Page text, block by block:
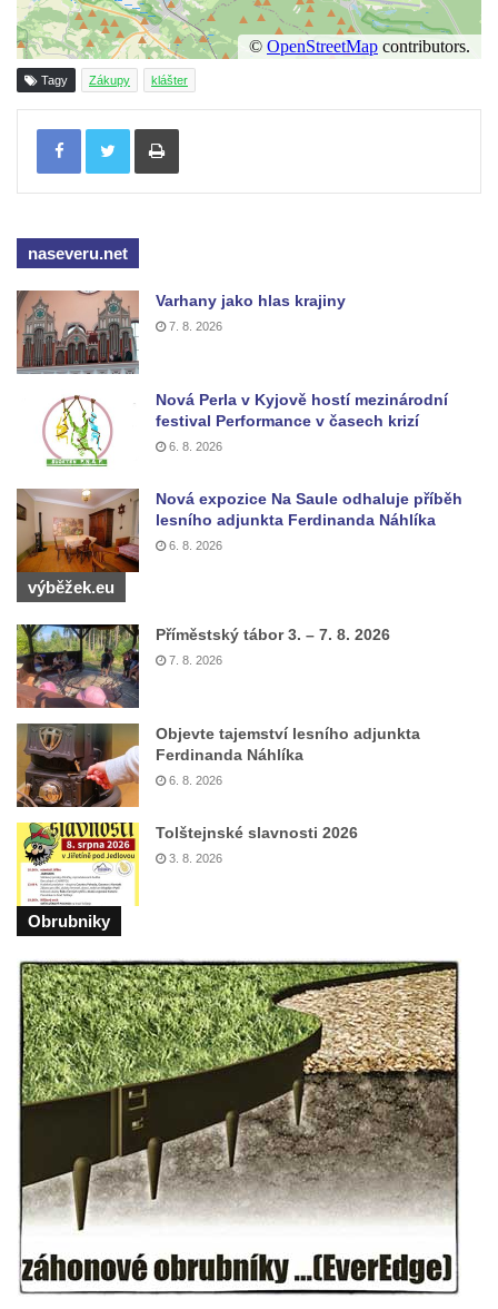
Tagy Zákupy klášter
Tisknout
naseveru.net
Varhany jako hlas krajiny
7. 8. 2026
Nová Perla v Kyjově hostí mezinárodní
festival Performance v časech krizí
6. 8. 2026
Nová expozice Na Saule odhaluje příběh
lesního adjunkta Ferdinanda Náhlíka
6. 8. 2026
výběžek.eu
Příměstský tábor 3. – 7. 8. 2026
7. 8. 2026
Objevte tajemství lesního adjunkta
Ferdinanda Náhlíka
6. 8. 2026
Tolštejnské slavnosti 2026
3. 8. 2026
Obrubniky